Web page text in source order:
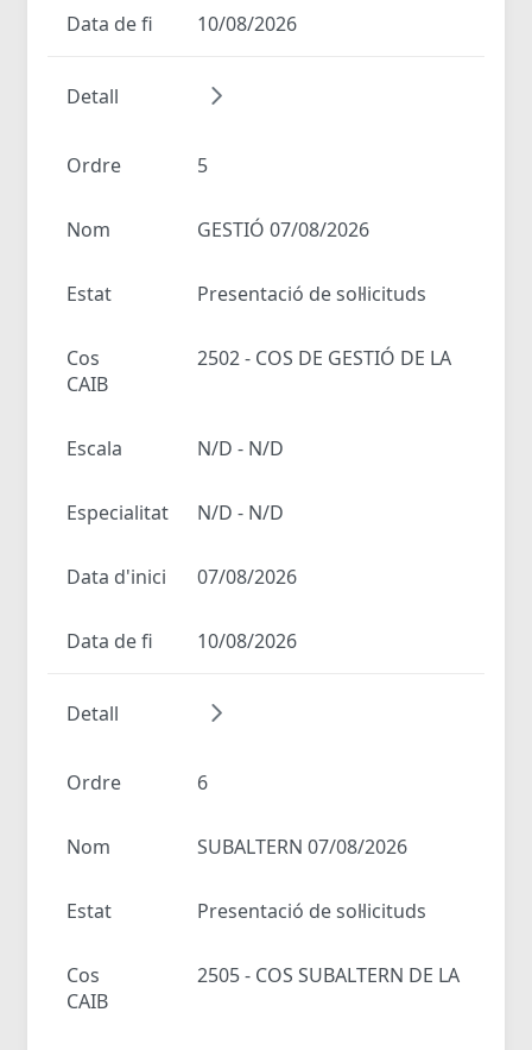
Data de fi 10/08/2026
Detall
Ordre 5
Nom GESTIÓ 07/08/2026
Estat Presentació de sol·licituds
Cos
2502 - COS DE GESTIÓ DE LA
CAIB
Escala N/D - N/D
Especialitat N/D - N/D
Data d'inici 07/08/2026
Data de fi 10/08/2026
Detall
Ordre 6
Nom SUBALTERN 07/08/2026
Estat Presentació de sol·licituds
Cos
2505 - COS SUBALTERN DE LA
CAIB